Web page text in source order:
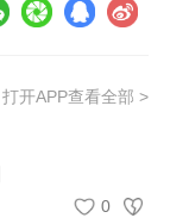
打开APP查看全部 >
0